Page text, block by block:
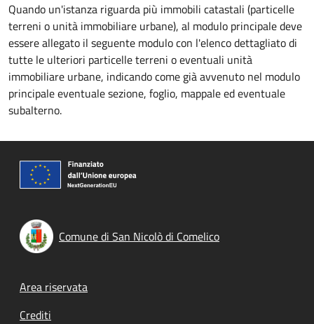
Quando un'istanza riguarda più immobili catastali (particelle
terreni o unità immobiliare urbane), al modulo principale deve
essere allegato il seguente modulo con l'elenco dettagliato di
tutte le ulteriori particelle terreni o eventuali unità
immobiliare urbane, indicando come già avvenuto nel modulo
principale eventuale sezione, foglio, mappale ed eventuale
subalterno.
Comune di San Nicolò di Comelico
Footer menu
Area riservata
Crediti